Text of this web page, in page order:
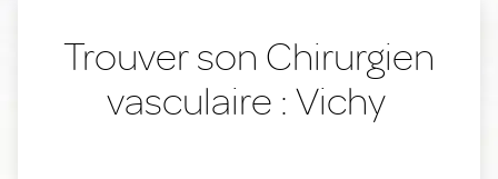
Trouver son Chirurgien
vasculaire : Vichy